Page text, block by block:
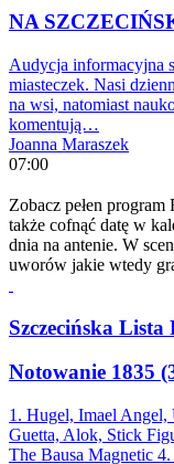
NA
Audycja informacyjna
miasteczek. Nasi
na wsi, natomiast
komentują…
Joanna Maraszek
07:00
Zobacz pełen
także cofnąć datę w
dnia na antenie. W
uworów jakie wtedy
Szczecińska Lista
Notowanie 1835
1. Hugel, Imael Angel,
Guetta, Alok, Stick
The Bausa Magnetic 4.